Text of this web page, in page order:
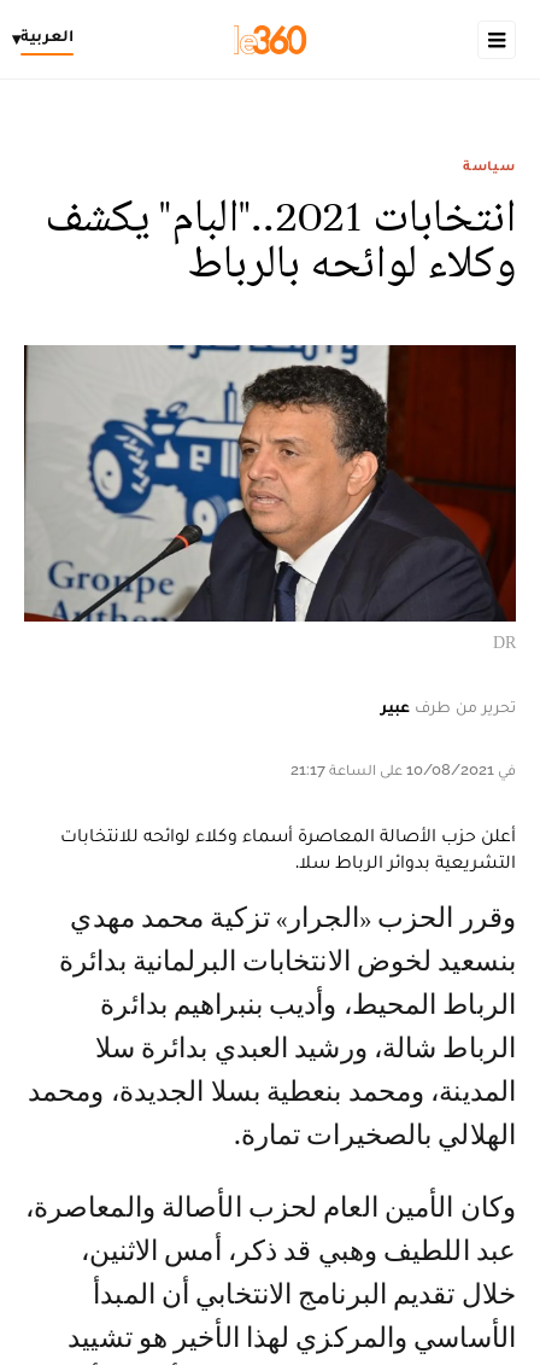
العربية▾
سياسة
انتخابات 2021.."البام" يكشف
وكلاء لوائحه بالرباط
DR
تحرير من طرف عبير
في 10/08/2021 على الساعة 21:17
أعلن حزب الأصالة المعاصرة أسماء وكلاء لوائحه للانتخابات
التشريعية بدوائر الرباط سلا.
وقرر الحزب «الجرار» تزكية محمد مهدي
بنسعيد لخوض الانتخابات البرلمانية بدائرة
الرباط المحيط، وأديب بنبراهيم بدائرة
الرباط شالة، ورشيد العبدي بدائرة سلا
المدينة، ومحمد بنعطية بسلا الجديدة، ومحمد
الهلالي بالصخيرات تمارة.
وكان الأمين العام لحزب الأصالة والمعاصرة،
عبد اللطيف وهبي قد ذكر، أمس الاثنين،
خلال تقديم البرنامج الانتخابي أن المبدأ
الأساسي والمركزي لهذا الأخير هو تشييد